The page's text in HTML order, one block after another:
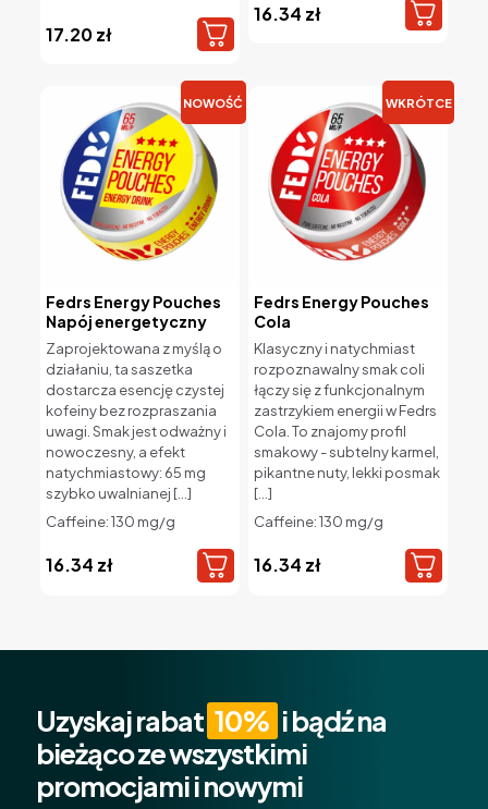
17.20zł
16.34 zł
NOWOŚĆ
Fedrs Energy Pouches
Napój energetyczny
Zaprojektowana z myślą o
działaniu, ta saszetka
dostarcza esencję czystej
kofeiny bez rozpraszania
uwagi. Smak jest odważny i
nowoczesny, a efekt
natychmiastowy: 65 mg
szybko uwalnianej […]
Caffeine: 130 mg/g
16.34 zł
WKRÓTCE
Fedrs Energy Pouches
Cola
Klasyczny i natychmiast
rozpoznawalny smak coli
łączy się z funkcjonalnym
zastrzykiem energii w Fedrs
Cola. To znajomy profil
smakowy - subtelny karmel,
pikantne nuty, lekki posmak
[…]
Caffeine: 130 mg/g
16.34 zł
Uzyskaj rabat 10% i bądź na
bieżąco ze wszystkimi
promocjami i nowymi